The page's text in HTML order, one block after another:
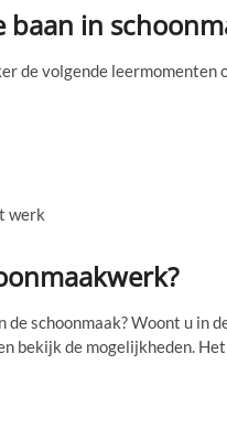
baan in
de volgende leermomenten
werk
de schoonmaak? Woont u in
bekijk de mogelijkheden.